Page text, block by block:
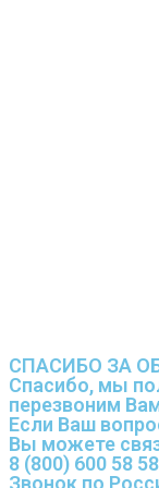
СПАСИБО ЗА
Спасибо, мы
перезвоним
Если Ваш
Вы можете
8 (800) 600 58 58
Звонок по